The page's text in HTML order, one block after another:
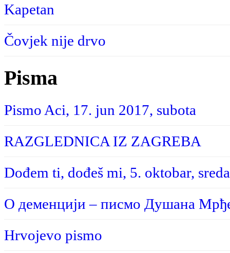
Kapetan
Čovjek nije drvo
Pisma
Pismo Aci, 17. jun 2017, subota
RAZGLEDNICA IZ ZAGREBA
Dođem ti, dođeš mi, 5. oktobar, sreda
О деменцији – писмо Душана
Hrvojevo pismo